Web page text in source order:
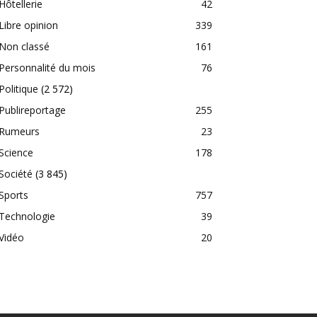
42
opinion
339
classé
161
du mois
76
(2 572)
255
23
178
(3 845)
757
39
20